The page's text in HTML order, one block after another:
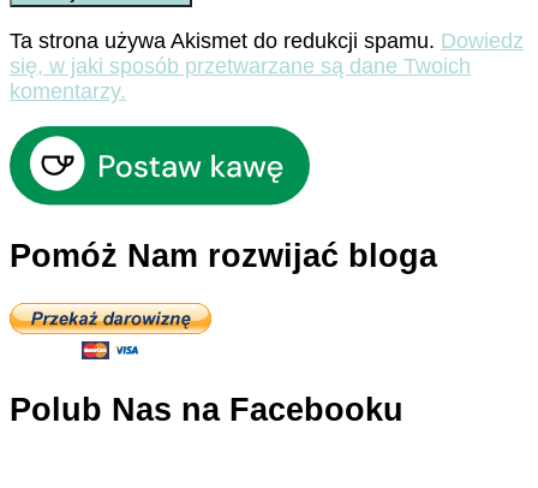
Ta strona używa Akismet do redukcji spamu. Dowiedz
się, w jaki sposób przetwarzane są dane Twoich
komentarzy.
Pomóż Nam rozwijać bloga
Polub Nas na Facebooku